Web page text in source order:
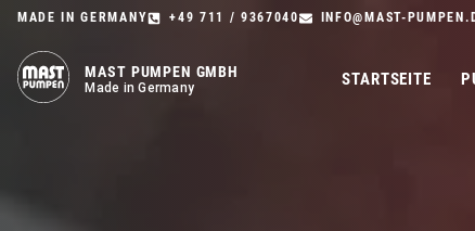
MADE IN GERMANY +49 711 / 9367040 INFO@MAST-
MAST PUMPEN GMBH
Made in Germany STARTSEITE